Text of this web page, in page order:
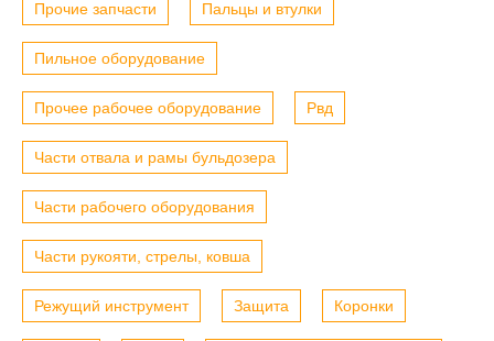
Прочие запчасти Пальцы и втулки
Пильное оборудование
Прочее рабочее оборудование Рвд
Части отвала и рамы бульдозера
Части рабочего оборудования
Части рукояти, стрелы, ковша
Режущий инструмент Защита Коронки